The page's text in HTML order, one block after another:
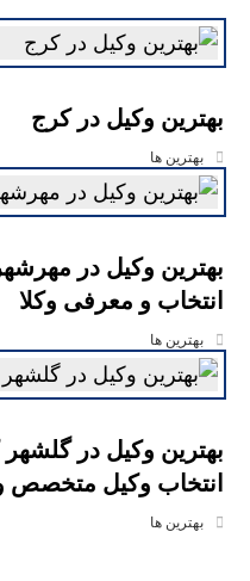
بهترین وکیل در کرج
بهترین ها
بهترین وکیل در
انتخاب و معرفی وکلا
بهترین ها
بهترین وکیل در
انتخاب وکیل متخصص و
بهترین ها